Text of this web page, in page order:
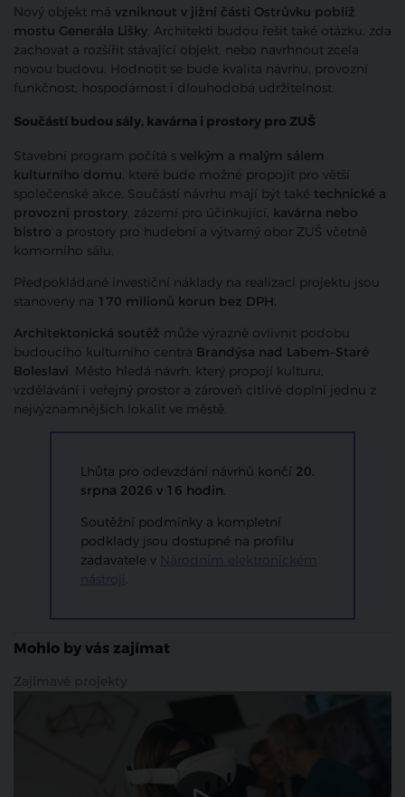
Nový objekt má vzniknout v jižní části Ostrůvku poblíž
mostu Generála Lišky. Architekti budou řešit také otázku, zda
zachovat a rozšířit stávající objekt, nebo navrhnout zcela
novou budovu. Hodnotit se bude kvalita návrhu, provozní
funkčnost, hospodárnost i dlouhodobá udržitelnost.
Součástí budou sály, kavárna i prostory pro ZUŠ
Stavební program počítá s velkým a malým sálem
kulturního domu, které bude možné propojit pro větší
společenské akce. Součástí návrhu mají být také technické a
provozní prostory, zázemí pro účinkující, kavárna nebo
bistro a prostory pro hudební a výtvarný obor ZUŠ včetně
komorního sálu.
Předpokládané investiční náklady na realizaci projektu jsou
stanoveny na 170 milionů korun bez DPH.
Architektonická soutěž může výrazně ovlivnit podobu
budoucího kulturního centra Brandýsa nad Labem–Staré
Boleslavi. Město hledá návrh, který propojí kulturu,
vzdělávání i veřejný prostor a zároveň citlivě doplní jednu z
nejvýznamnějších lokalit ve městě.
Lhůta pro odevzdání návrhů končí 20.
srpna 2026 v 16 hodin.
Soutěžní podmínky a kompletní
podklady jsou dostupné na profilu
zadavatele v Národním elektronickém
nástroji .
Mohlo by vás zajímat